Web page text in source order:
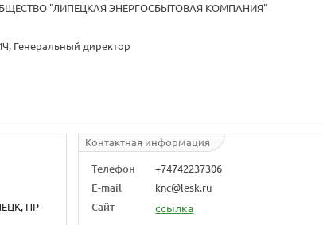
"ЛИПЕЦКАЯ ЭНЕРГОСБЫТОВАЯ КОМПАНИЯ"
Генеральный директор
ПР-
Контактная информация
Телефон +74742237306
E-mail knc@lesk.ru
Сайт ссылка